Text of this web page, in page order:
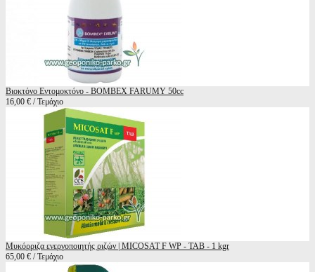
Βιοκτόνο Εντομοκτόνο - BOMBEX FARUMY 50cc
16,00 € / Τεμάχιο
Μυκόρριζα ενεργοποιητής ριζών | MICOSAT F WP - ΤΑΒ - 1 kgr
65,00 € / Τεμάχιο